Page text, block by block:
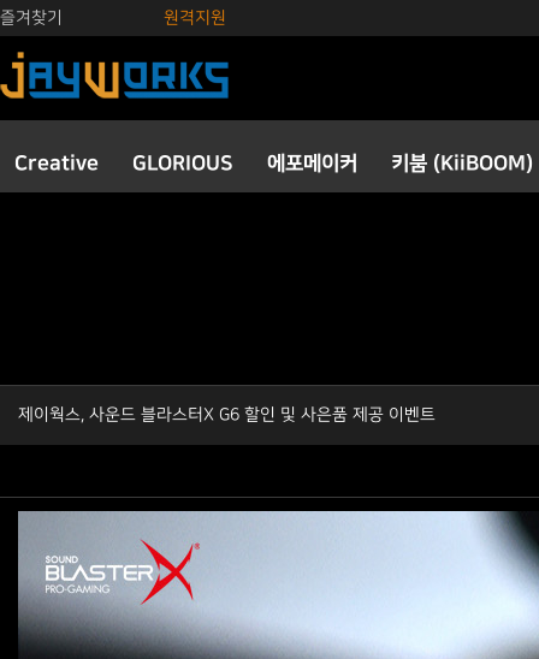
즐겨찾기 원격지원
Creative GLORIOUS 에포메이커 키붐 (KiiBOOM)
제이웍스, 사운드 블라스터X G6 할인 및 사은품 제공 이벤트